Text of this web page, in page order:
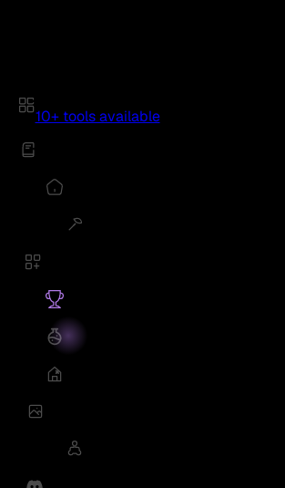
10+ tools available